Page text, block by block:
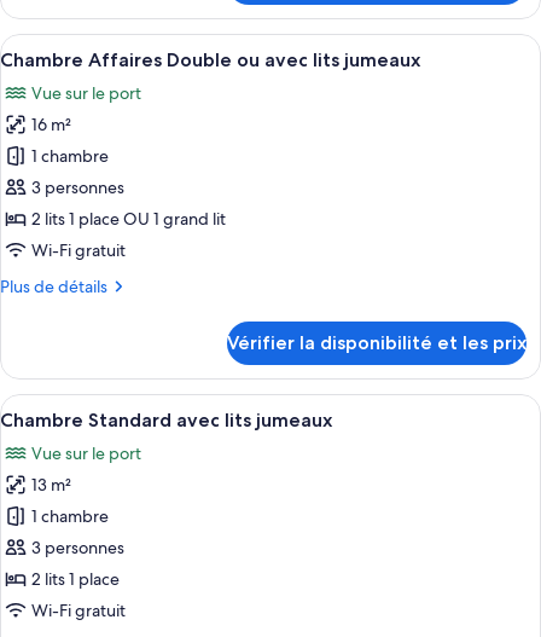
Double
ou
lits
jumeaux
le
type
de
Chambre
Deluxe
Double
ou
avec
lits
jumeaux
Afficher
toutes
les
photos
pour
ce
type
de
chambre :
Chambre
ou
avec
lits
jumeaux
Une chambre d’hôtel avec un
3
Chambre Affaires Double ou avec lits jumeaux
Vue sur le port
16 m²
1 chambre
3 personnes
2 lits 1 place OU 1 grand lit
Wi-Fi gratuit
Plus de détails
Plus
le
type
de
Chambre
Affaires
Double
ou
avec
lits
jumeaux
Vérifier la disponibilité et les prix
Afficher
toutes
les
photos
pour
ce
type
de
chambre :
Une chambre d’hôtel avec deux
3
Chambre Standard avec lits jumeaux
Vue sur le port
13 m²
1 chambre
3 personnes
2 lits 1 place
Wi-Fi gratuit